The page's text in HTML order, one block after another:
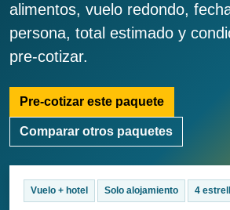
alimentos, vuelo redondo,
persona, total estimado y
pre-cotizar.
Pre-cotizar este paquete
Comparar otros paquetes
Vuelo + hotel Solo alojamiento 4